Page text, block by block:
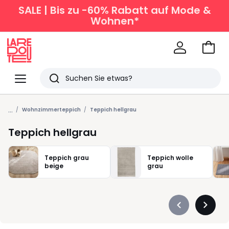
SALE | Bis zu -60% Rabatt auf Mode &
Wohnen*
Menü
Redoute
Suchen
Zuletzt
angesehen
Artikel
Zum
... Wohnzimmerteppich Teppich hellgrau
Teppich hellgrau
Teppich grau
beige
Teppich wolle
grau
Précédent